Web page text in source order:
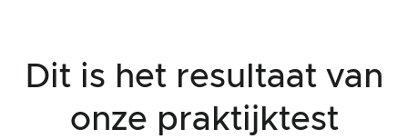
Dit is het resultaat van
onze praktijktest